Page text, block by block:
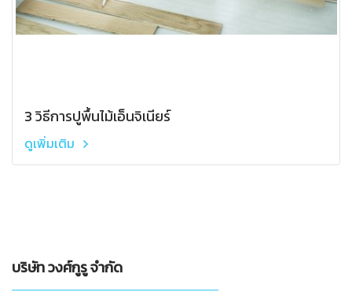
3 วิธีการปูพื้นไม้เอ็นจิเนียร์
ดูเพิ่มเติม
บริษัท วงศ์กูรู จำกัด